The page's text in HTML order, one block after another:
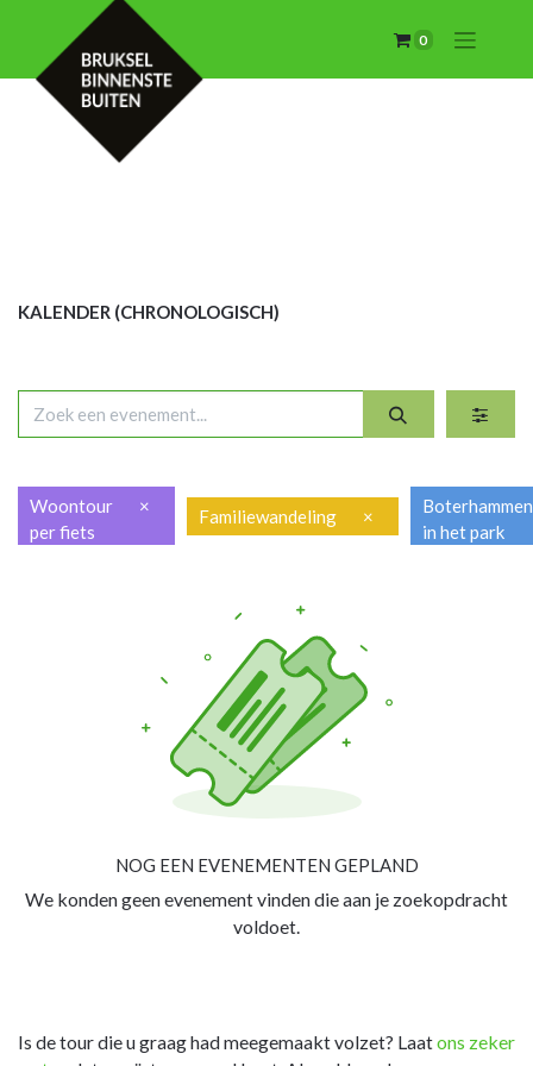
0
KALENDER (CHRONOLOGISCH)
Woontour
per fiets
× Familiewandeling ×
Boterhammen
in het park
NOG EEN EVENEMENTEN GEPLAND
We konden geen evenement vinden die aan je zoekopdracht
voldoet.
Is de tour die u graag had meegemaakt volzet? Laatons zeker